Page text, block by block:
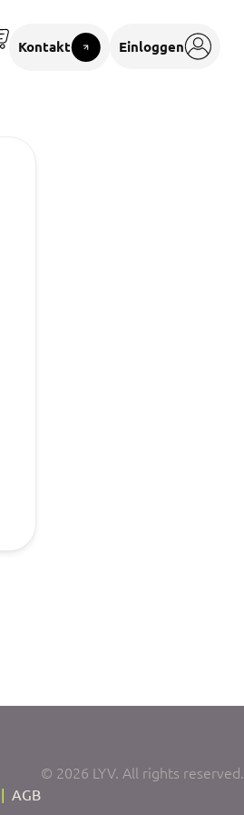
Kontakt Einloggen
| AGB
© 2026 LYV. All rights reserved.